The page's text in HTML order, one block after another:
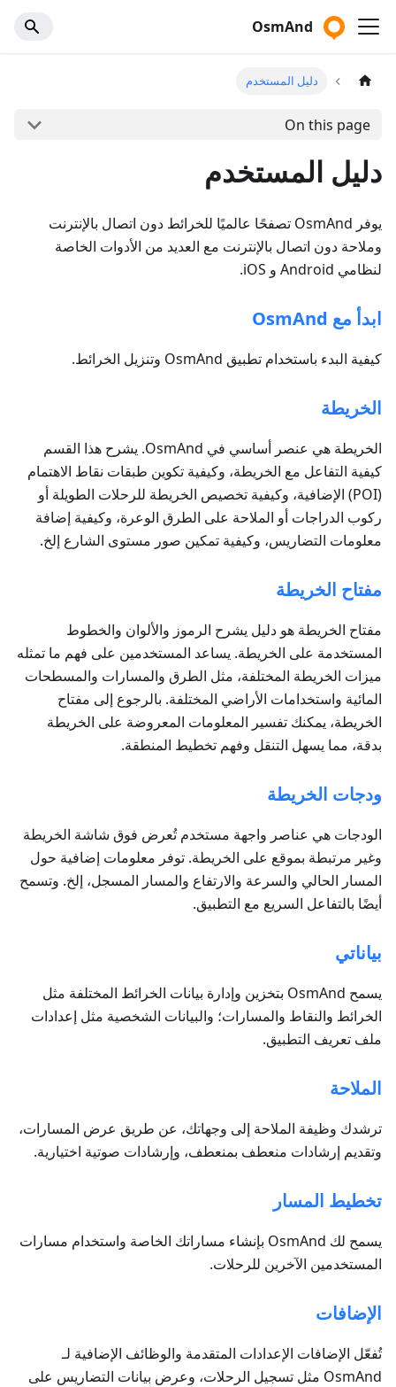
OsmAnd
دليل المستخدم
On this page
دليل المستخدم
يوفر OsmAnd تصفحًا عالميًا للخرائط دون اتصال بالإنترنت
وملاحة دون اتصال بالإنترنت مع العديد من الأدوات الخاصة
لنظامي Android و iOS.
ابدأ مع OsmAnd
كيفية البدء باستخدام تطبيق OsmAnd وتنزيل الخرائط.
الخريطة
الخريطة هي عنصر أساسي في OsmAnd. يشرح هذا القسم
كيفية التفاعل مع الخريطة، وكيفية تكوين طبقات نقاط الاهتمام
(POI) الإضافية، وكيفية تخصيص الخريطة للرحلات الطويلة أو
ركوب الدراجات أو الملاحة على الطرق الوعرة، وكيفية إضافة
معلومات التضاريس، وكيفية تمكين صور مستوى الشارع إلخ.
مفتاح الخريطة
مفتاح الخريطة هو دليل يشرح الرموز والألوان والخطوط
المستخدمة على الخريطة. يساعد المستخدمين على فهم ما تمثله
ميزات الخريطة المختلفة، مثل الطرق والمسارات والمسطحات
المائية واستخدامات الأراضي المختلفة. بالرجوع إلى مفتاح
الخريطة، يمكنك تفسير المعلومات المعروضة على الخريطة
بدقة، مما يسهل التنقل وفهم تخطيط المنطقة.
ودجات الخريطة
الودجات هي عناصر واجهة مستخدم تُعرض فوق شاشة الخريطة
وغير مرتبطة بموقع على الخريطة. توفر معلومات إضافية حول
المسار الحالي والسرعة والارتفاع والمسار المسجل، إلخ. وتسمح
أيضًا بالتفاعل السريع مع التطبيق.
بياناتي
يسمح OsmAnd بتخزين وإدارة بيانات الخرائط المختلفة مثل
الخرائط والنقاط والمسارات؛ والبيانات الشخصية مثل إعدادات
ملف تعريف التطبيق.
الملاحة
ترشدك وظيفة الملاحة إلى وجهاتك، عن طريق عرض المسارات،
وتقديم إرشادات منعطف بمنعطف، وإرشادات صوتية اختيارية.
تخطيط المسار
يسمح لك OsmAnd بإنشاء مساراتك الخاصة واستخدام مسارات
المستخدمين الآخرين للرحلات.
الإضافات
تُفعّل الإضافات الإعدادات المتقدمة والوظائف الإضافية لـ
OsmAnd مثل تسجيل الرحلات، وعرض بيانات التضاريس على